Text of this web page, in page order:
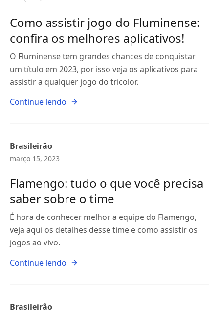
Como assistir jogo do Fluminense:
confira os melhores aplicativos!
O Fluminense tem grandes chances de conquistar
um título em 2023, por isso veja os aplicativos para
assistir a qualquer jogo do tricolor.
Continue lendo
Brasileirão
março 15, 2023
Flamengo: tudo o que você precisa
saber sobre o time
É hora de conhecer melhor a equipe do Flamengo,
veja aqui os detalhes desse time e como assistir os
jogos ao vivo.
Continue lendo
Brasileirão